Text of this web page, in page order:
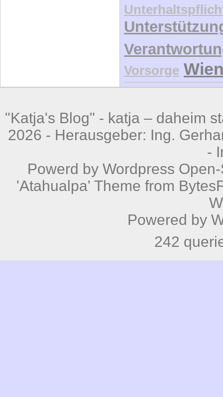
Vorsorge
"Katja's Blog" - katja – daheim
2026 - Herausgeber: Ing.
-
Powerd by Wordpress
'Atahualpa' Theme from
Powered by
242